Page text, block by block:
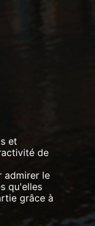
et
de
admirer le
qu'elles
grâce à